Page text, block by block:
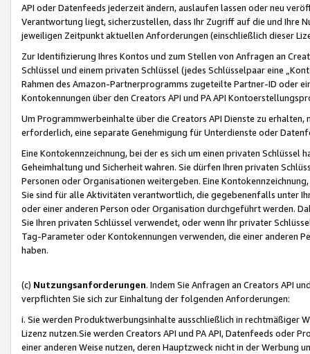
API oder Datenfeeds jederzeit ändern, auslaufen lassen oder neu
Verantwortung liegt, sicherzustellen, dass Ihr Zugriff auf die und Ihre
jeweiligen Zeitpunkt aktuellen Anforderungen (einschließlich dieser
Zur Identifizierung Ihres Kontos und zum Stellen von Anfragen an
Schlüssel und einem privaten Schlüssel (jedes Schlüsselpaar eine
Rahmen des Amazon-Partnerprogramms zugeteilte Partner-ID oder
Kontokennungen über den Creators API und PA API
Um Programmwerbeinhalte über die Creators API Dienste zu
erforderlich, eine separate Genehmigung für Unterdienste oder
Eine Kontokennzeichnung, bei der es sich um einen privaten
Geheimhaltung und Sicherheit wahren. Sie dürfen Ihren privaten
Personen oder Organisationen weitergeben. Eine
Sie sind für alle Aktivitäten verantwortlich, die gegebenenfalls unter
oder einer anderen Person oder Organisation durchgeführt werden.
Sie Ihren privaten Schlüssel verwendet, oder wenn Ihr privater
Tag-Parameter oder Kontokennungen verwenden, die einer anderen
haben.
(c) Nutzungsanforderungen. Indem Sie Anfragen an Creators API
verpflichten Sie sich zur Einhaltung der folgenden Anforderungen:
i. Sie werden Produktwerbungsinhalte ausschließlich in rechtmäßiger
Lizenz nutzen.Sie werden Creators API und PA API, Datenfeeds oder
einer anderen Weise nutzen, deren Hauptzweck nicht in der Werbung